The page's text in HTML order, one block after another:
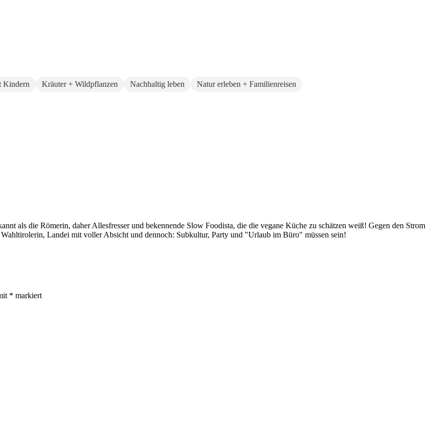
Kindern Kräuter + Wildpflanzen Nachhaltig leben Natur erleben + Familienreisen
als die Römerin, daher Allesfresser und bekennende Slow Foodista, die die vegane Küche zu schätzen weiß! Gegen den Strom
Landei mit voller Absicht und dennoch: Subkultur, Party und "Urlaub im Büro" müssen sein!
* markiert